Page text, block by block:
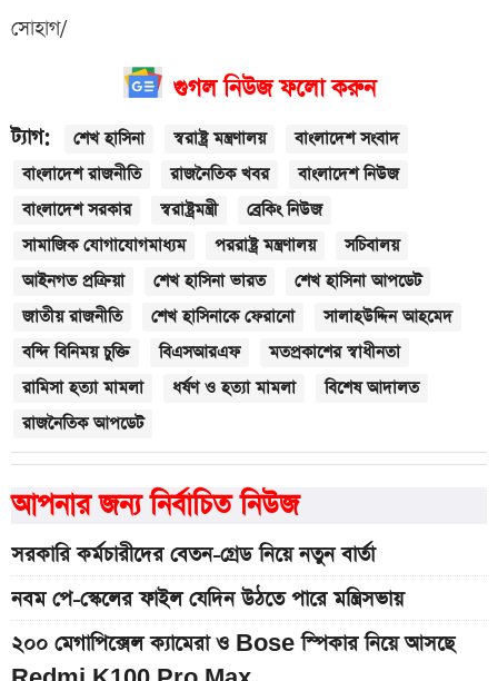
সোহাগ/
গুগল নিউজ ফলো করুন
ট্যাগ: শেখ হাসিনা স্বরাষ্ট্র মন্ত্রণালয়
বাংলাদেশ সংবাদ
বাংলাদেশ রাজনীতি
রাজনৈতিক খবর
বাংলাদেশ নিউজ
বাংলাদেশ সরকার
স্বরাষ্ট্রমন্ত্রী
ব্রেকিং নিউজ
সামাজিক যোগাযোগমাধ্যম
পররাষ্ট্র মন্ত্রণালয়
সচিবালয়
আইনগত প্রক্রিয়া
শেখ হাসিনা ভারত
শেখ হাসিনা আপডেট
জাতীয় রাজনীতি
শেখ হাসিনাকে ফেরানো
সালাহউদ্দিন আহমেদ
বন্দি বিনিময় চুক্তি
বিএসআরএফ
মতপ্রকাশের স্বাধীনতা
রামিসা হত্যা মামলা
ধর্ষণ ও হত্যা মামলা
বিশেষ আদালত
রাজনৈতিক আপডেট
আপনার জন্য নির্বাচিত নিউজ
সরকারি কর্মচারীদের বেতন-গ্রেড নিয়ে নতুন বার্তা
নবম পে-স্কেলের ফাইল যেদিন উঠতে পারে মন্ত্রিসভায়
২০০ মেগাপিক্সেল ক্যামেরা ও Bose স্পিকার নিয়ে আসছে